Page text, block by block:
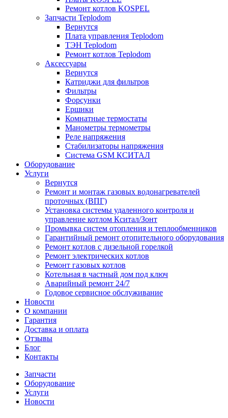
Ремонт котлов KOSPEL
Запчасти Teplodom
Вернутся
Плата управления Teplodom
ТЭН Teplodom
Ремонт котлов Teplodom
Аксессуары
Вернутся
Катриджи для фильтров
Фильтры
Форсунки
Ершики
Комнатные термостаты
Манометры термометры
Реле напряжения
Стабилизаторы напряжения
Система GSM КСИТАЛ
Оборудование
Услуги
Вернутся
Ремонт и монтаж газовых водонагревателей
проточных (ВПГ)
Установка системы удаленного контроля и
управление котлом Кситал/Зонт
Промывка систем отопления и теплообменников
Гарантийный ремонт отопительного оборудования
Ремонт котлов с дизельной горелкой
Ремонт электрических котлов
Ремонт газовых котлов
Котельная в частный дом под ключ
Аварийный ремонт 24/7
Годовое сервисное обслуживание
Новости
О компании
Гарантия
Доставка и оплата
Отзывы
Блог
Контакты
Запчасти
Оборудование
Услуги
Новости